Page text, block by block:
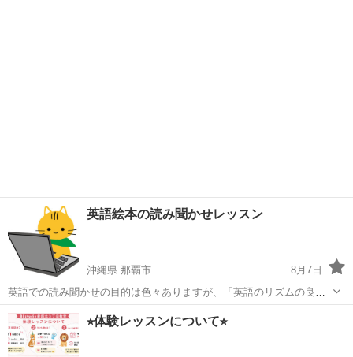
英語絵本の読み聞かせレッスン
沖縄県 那覇市
8月7日
英語での読み聞かせの目的は色々ありますが、「英語のリズムの良
さ」を絵本を見ながら味わうことはとても楽しく、英語を聞き取れる
練習としてとても効果的です。 ストーリーの中で教えたいポイントや
強調したい語彙や表現をおさえます。 ...
沖縄 那覇市 その他
⭐︎体験レッスンについて⭐︎